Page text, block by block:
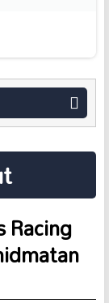
Racing